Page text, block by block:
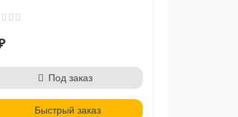
Под заказ
Быстрый заказ